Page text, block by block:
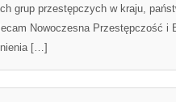
grup przestępczych w kraju,
Nowoczesna Przestępczość i
[…]